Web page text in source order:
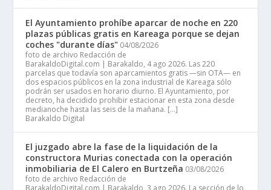
El Ayuntamiento prohíbe aparcar de noche en 220
plazas públicas gratis en Kareaga porque se dejan
coches "durante días" 04/08/2026
foto de archivo Redacción de
BarakaldoDigital.com | Barakaldo, 4 ago 2026. Las 220
parcelas que todavía son aparcamientos gratis —sin OTA— en
dos espacios públicos en la zona industrial de Kareaga sólo
podrán ser usados en horario diurno. El Ayuntamiento, por
decreto, ha decidido prohibir estacionar en esta zona desde
medianoche hasta las seis de la mañana. […]
Barakaldo Digital
El juzgado abre la fase de la liquidación de la
constructora Murias conectada con la operación
inmobiliaria de El Calero en Burtzeña 03/08/2026
foto de archivo Redacción de
BarakaldoDigital.com | Barakaldo, 3 ago 2026. La sección de lo